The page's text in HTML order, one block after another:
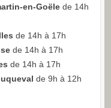
en-Goëlede 14h
de 14h à 17h
de 14h à 17h
de 14h à 17h
de 9h à 12h